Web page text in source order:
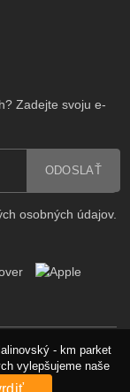
Zadejte svoju e-
ODOSLAŤ
osobných údajov.
parket. Všetky práva
- km parket
vylepšujeme naše